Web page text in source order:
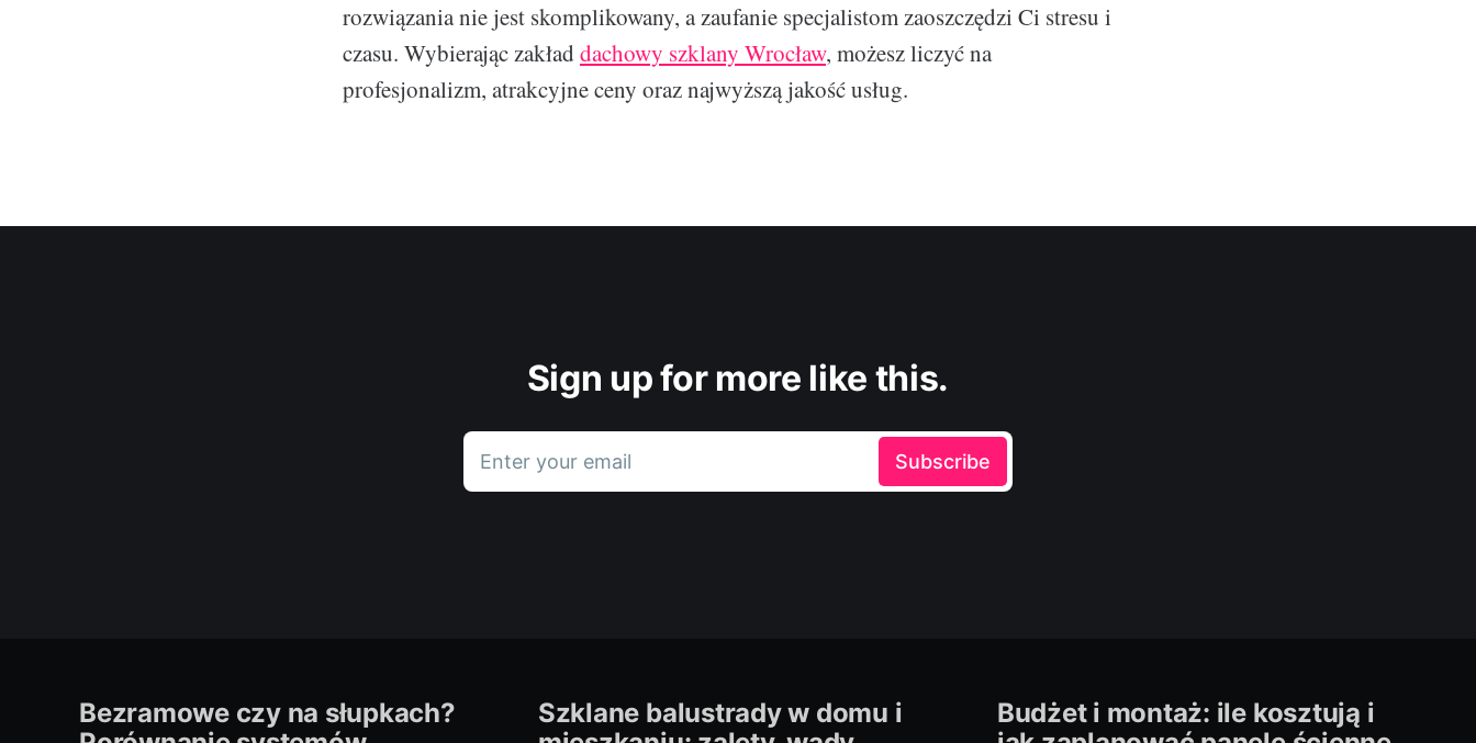
rozwiązania nie jest skomplikowany, a zaufanie specjalistom zaoszczędzi Ci stresu i
czasu. Wybierając zakład dachowy szklany Wrocław, możesz liczyć na
profesjonalizm, atrakcyjne ceny oraz najwyższą jakość usług.
Sign up for more like this.
Enter your email Subscribe
Bezramowe czy na słupkach?
Szklane balustrady w domu i
Budżet i montaż: ile kosztują i